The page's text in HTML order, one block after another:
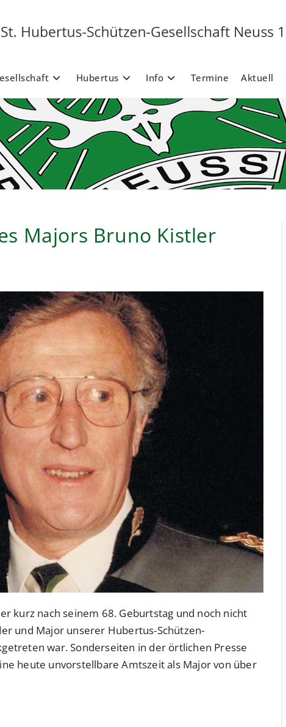
Hubertus Info Termine Aktuell
Majors Bruno Kistler
kurz nach seinem 68. Geburtstag und noch nicht
und Major unserer Hubertus-Schützen-
war. Sonderseiten in der örtlichen Presse
heute unvorstellbare Amtszeit als Major von über